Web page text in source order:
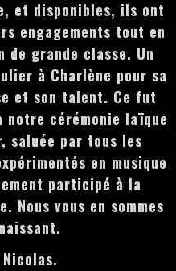
et disponibles, ils ont
engagements tout en
grande classe. Un
à Charlène pour sa
et son talent. Ce fut
cérémonie laïque
saluée par tous les
en musique
participé à la
Nous vous en sommes